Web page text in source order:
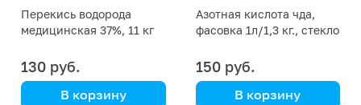
Перекись водорода
медицинская 37%, 11 кг
130 руб.
В корзину
Азотная кислота чда,
фасовка 1л/1,3 кг., стекло
150 руб.
В корзину